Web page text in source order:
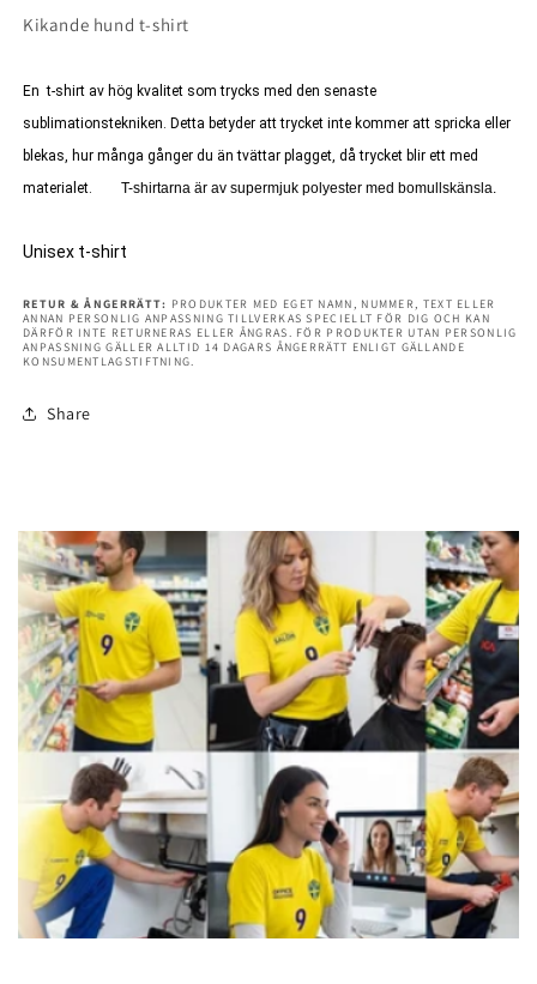
-
be
with...
-
be
with...
Kikande hund t-shirt
En t-shirt av hög kvalitet som trycks med den senaste
sublimationstekniken. Detta betyder att trycket inte kommer att spricka eller
blekas, hur många gånger du än tvättar plagget, då trycket blir ett med
materialet.
T-shirtarna är av supermjuk polyester med bomullskänsla.
Unisex t-shirt
RETUR & ÅNGERRÄTT: PRODUKTER MED EGET NAMN, NUMMER, TEXT ELLER
ANNAN PERSONLIG ANPASSNING TILLVERKAS SPECIELLT FÖR DIG OCH KAN
DÄRFÖR INTE RETURNERAS ELLER ÅNGRAS. FÖR PRODUKTER UTAN PERSONLIG
ANPASSNING GÄLLER ALLTID 14 DAGARS ÅNGERRÄTT ENLIGT GÄLLANDE
KONSUMENTLAGSTIFTNING.
Share